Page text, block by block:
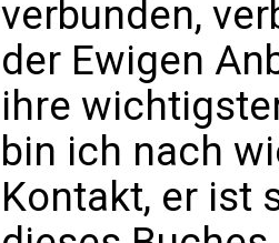
verbunden,
der Ewigen
ihre
bin ich nach
Kontakt, er ist